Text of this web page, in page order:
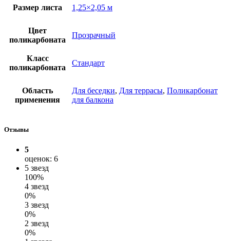
Размер листа 1,25×2,05 м
Цвет
поликарбоната
Прозрачный
Класс
поликарбоната
Стандарт
Область
применения
Для беседки, Для террасы, Поликарбонат
для балкона
Отзывы
5
оценок: 6
5 звезд
100%
4 звезд
0%
3 звезд
0%
2 звезд
0%